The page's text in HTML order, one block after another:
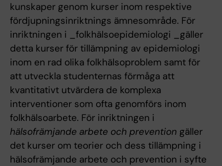
kunskaper genom kurser inom respektive
fördjupningsinriktnings ämnesområde. För
inriktningen i _folkhälsoepidemiologi _gäller
detta kurser för tillämpning av epidemiologi
inom en rad olika folkhälsoproblem samt för
att utveckla studenternas förmåga att
kvantitativt utvärdera de komplexa
interventioner som ofta genomförs inom
folkhälsoarbete. För inriktningen i
hälsofrämjande arbete och prevention gäller
det kurser om teorier och dess tillämpning i
hälsofrämjande arbete och prevention i syfte